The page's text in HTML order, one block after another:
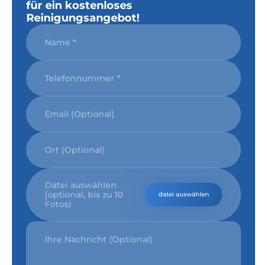
für ein kostenloses
Reinigungsangebot!
Datei auswählen
(optional, bis zu 10
Fotos)
datei auswählen